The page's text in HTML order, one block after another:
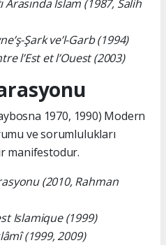
Arasında İslam (1987, Salih
Şark ve’l-Garb (1994)
l’Est et l’Ouest (2003)
1970, 1990) Modern
ve sorumlulukları
manifestodur.
(2010, Rahman
Islamique (1999)
(1999, 2009)